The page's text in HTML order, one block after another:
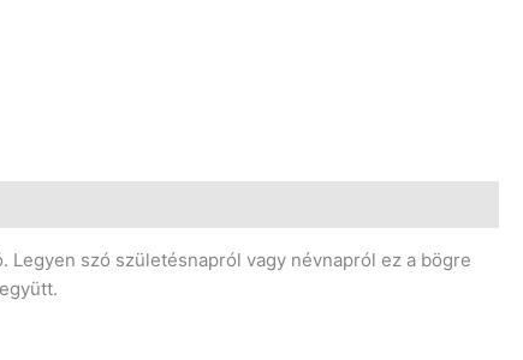
szó születésnapról vagy névnapról ez a bögre